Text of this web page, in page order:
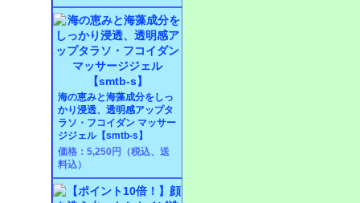
海の恵みと海藻成分をしっ
かり浸透、透明感アップタ
ラソ・フコイダン マッサー
ジジェル【smtb-s】
価格：5,250円（税込、送
料込）